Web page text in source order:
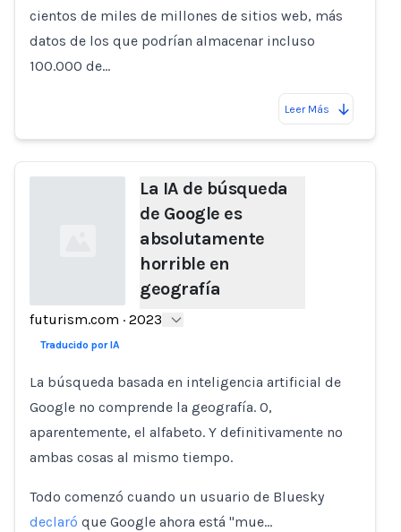
cientos de miles de millones de sitios web, más
datos de los que podrían almacenar incluso
100.000 de…
Leer Más
Loading...
La IA de búsqueda
de Google es
absolutamente
horrible en
geografía
futurism.com · 2023
Traducido por IA
La búsqueda basada en inteligencia artificial de
Google no comprende la geografía. O,
aparentemente, el alfabeto. Y definitivamente no
ambas cosas al mismo tiempo.
Todo comenzó cuando un usuario de Bluesky
declaró que Google ahora está "mue…